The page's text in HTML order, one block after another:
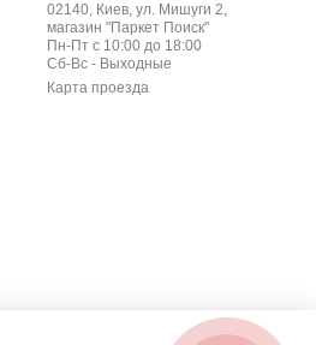
02140, Киев, ул. Мишуги 2,
магазин "Паркет Поиск"
Пн-Пт с 10:00 до 18:00
Сб-Вс - Выходные
Карта проезда